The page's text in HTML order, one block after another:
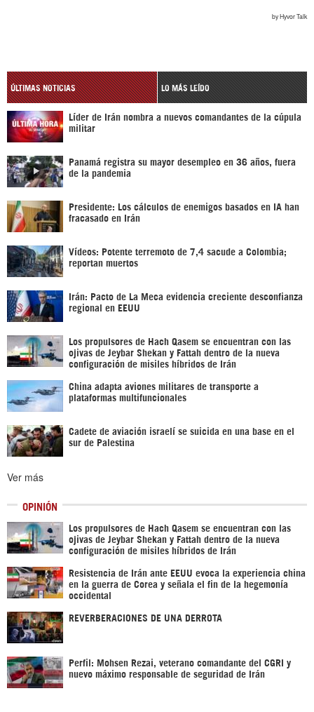
ÚLTIMAS NOTICIAS LO MÁS LEÍDO
Líder de Irán nombra a nuevos comandantes de la cúpula
militar
Panamá registra su mayor desempleo en 36 años, fuera
de la pandemia
Presidente: Los cálculos de enemigos basados en IA han
fracasado en Irán
Vídeos: Potente terremoto de 7,4 sacude a Colombia;
reportan muertos
Irán: Pacto de La Meca evidencia creciente desconfianza
regional en EEUU
Los propulsores de Hach Qasem se encuentran con las
ojivas de Jeybar Shekan y Fattah dentro de la nueva
configuración de misiles híbridos de Irán
China adapta aviones militares de transporte a
plataformas multifuncionales
Cadete de aviación israelí se suicida en una base en el
sur de Palestina
Ver más
OPINIÓN
Los propulsores de Hach Qasem se encuentran con las
ojivas de Jeybar Shekan y Fattah dentro de la nueva
configuración de misiles híbridos de Irán
Resistencia de Irán ante EEUU evoca la experiencia china
en la guerra de Corea y señala el fin de la hegemonía
occidental
REVERBERACIONES DE UNA DERROTA
Perfil: Mohsen Rezai, veterano comandante del CGRI y
nuevo máximo responsable de seguridad de Irán